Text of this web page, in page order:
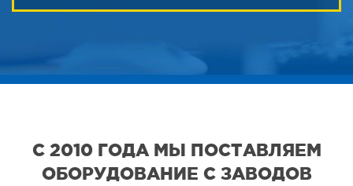
С 2010 ГОДА МЫ ПОСТАВЛЯЕМ
ОБОРУДОВАНИЕ С ЗАВОДОВ